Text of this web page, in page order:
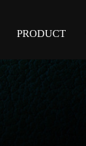
PRODUCT